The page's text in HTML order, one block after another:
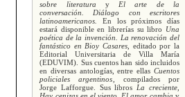
sobre literatura y El arte de la
conversación. Diálogo con escritores
latinoamericanos.
En los próximos días
estará disponible en librerías su libro Una
poética de la invención. La renovación del
fantástico en Bioy Casares , editado por la
Editorial Universitaria de Villa María
(EDUVIM). Sus cuentos han sido incluidos
en diversas antologías, entre ellas Cuentos
policiales argentinos , compilados por
Jorge Lafforgue. Sus libros La creciente,